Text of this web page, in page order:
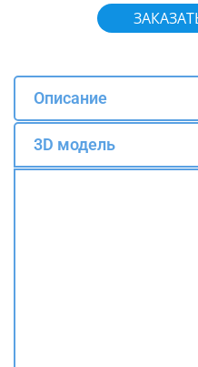
Описание
3D модель